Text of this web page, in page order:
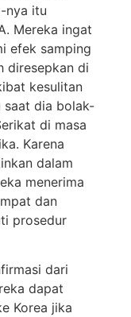
nya itu
Mereka ingat
efek samping
diresepkan di
kesulitan
saat dia bolak-
di masa
Karena
dalam
menerima
dan
prosedur
dari
dapat
Korea jika